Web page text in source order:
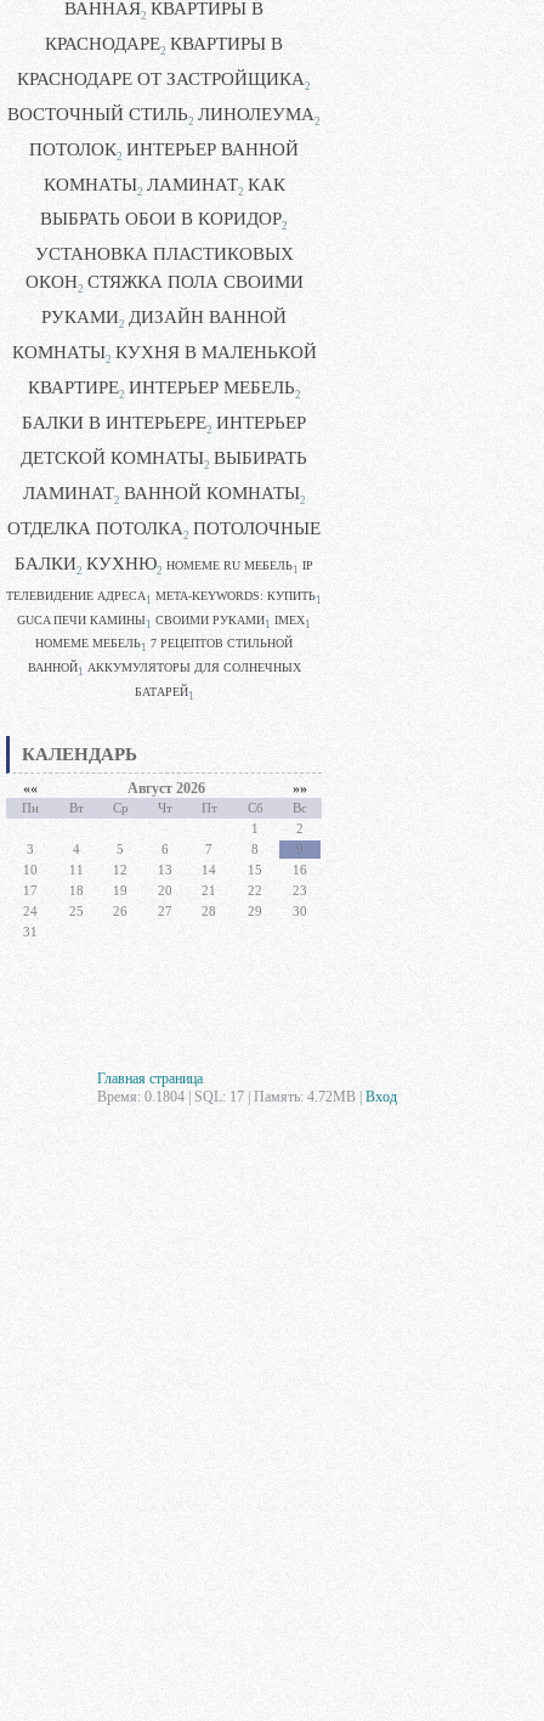
ВАННАЯ2 КВАРТИРЫ В
КРАСНОДАРЕ2 КВАРТИРЫ В
КРАСНОДАРЕ ОТ ЗАСТРОЙЩИКА2
ВОСТОЧНЫЙ СТИЛЬ2 ЛИНОЛЕУМА2
ПОТОЛОК2 ИНТЕРЬЕР ВАННОЙ
КОМНАТЫ2 ЛАМИНАТ2 КАК
ВЫБРАТЬ ОБОИ В КОРИДОР2
УСТАНОВКА ПЛАСТИКОВЫХ
ОКОН2 СТЯЖКА ПОЛА СВОИМИ
РУКАМИ2 ДИЗАЙН ВАННОЙ
КОМНАТЫ2 КУХНЯ В МАЛЕНЬКОЙ
КВАРТИРЕ2 ИНТЕРЬЕР МЕБЕЛЬ2
БАЛКИ В ИНТЕРЬЕРЕ2 ИНТЕРЬЕР
ДЕТСКОЙ КОМНАТЫ2 ВЫБИРАТЬ
ЛАМИНАТ2 ВАННОЙ КОМНАТЫ2
ОТДЕЛКА ПОТОЛКА2 ПОТОЛОЧНЫЕ
БАЛКИ2 КУХНЮ2 HOMEME RU МЕБЕЛЬ1 IP
ТЕЛЕВИДЕНИЕ АДРЕСА 1 META-KEYWORDS: КУПИТЬ1
GUCA ПЕЧИ КАМИНЫ1 CВОИМИ РУКАМИ1 IMEX1
HOMEME МЕБЕЛЬ1 7 РЕЦЕПТОВ СТИЛЬНОЙ
ВАННОЙ1 АККУМУЛЯТОРЫ ДЛЯ СОЛНЕЧНЫХ
БАТАРЕЙ1
КАЛЕНДАРЬ
«« Август 2026 »»
Пн Вт Ср Чт Пт Сб
Вс
1
2
3
4 5 6 7 8
9
10
11 12 13 14 15
16
17
18 19 20 21 22
23
24
25 26 27 28 29
30
31
Главная страница
Время: 0.1804 | SQL: 17 | Память: 4.72MB Вход